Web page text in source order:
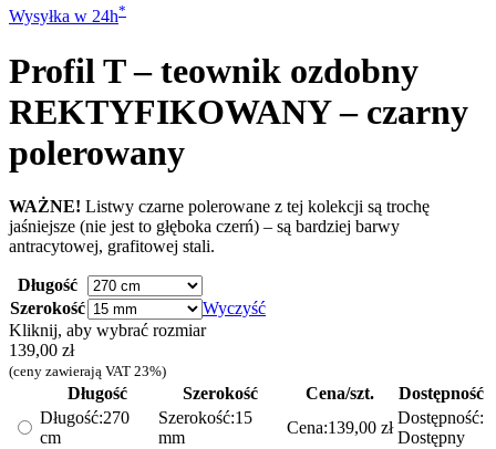
Wysyłka w 24h*
Profil T – teownik ozdobny
REKTYFIKOWANY – czarny
polerowany
WAŻNE! Listwy czarne polerowane z tej kolekcji są trochę
jaśniejsze (nie jest to głęboka czerń) – są bardziej barwy
antracytowej, grafitowej stali.
Długość
Szerokość
Wyczyść
Kliknij, aby wybrać rozmiar
139,00 zł
(ceny zawierają VAT 23%)
Długość Szerokość Cena/szt.
Dostępność
Długość:270
cm
Szerokość:15
mm
Cena:139,00 zł
Dostępność:
Dostępny